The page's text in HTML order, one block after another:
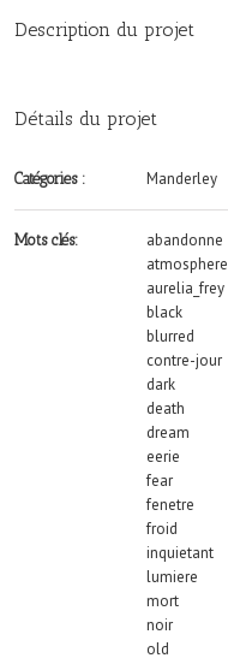
Description du projet
Détails du projet
Catégories : Manderley
Mots clés:
abandonne
atmosphere
aurelia_frey
black
blurred
contre-jour
dark
death
dream
eerie
fear
fenetre
froid
inquietant
lumiere
mort
noir
old